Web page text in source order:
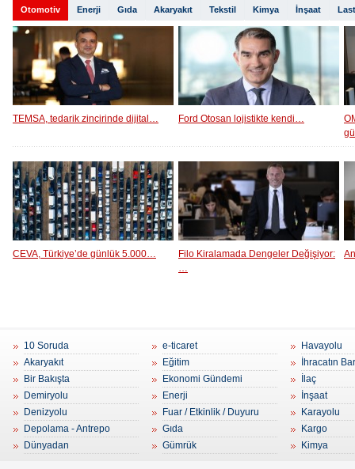
Otomotiv Enerji Gıda Akaryakıt Tekstil Kimya İnşaat
TEMSA, tedarik zincirinde dijital… Ford Otosan lojistikte kendi…
CEVA, Türkiye’de günlük 5.000…
Filo Kiralamada Dengeler Değişiyor:
…
10 Soruda
Akaryakıt
Bir Bakışta
Demiryolu
Denizyolu
Depolama - Antrepo
Dünyadan
e-ticaret
Eğitim
Ekonomi Gündemi
Enerji
Fuar / Etkinlik / Duyuru
Gıda
Gümrük
Havayolu
İhracatın
İlaç
İnşaat
Karayolu
Kargo
Kimya